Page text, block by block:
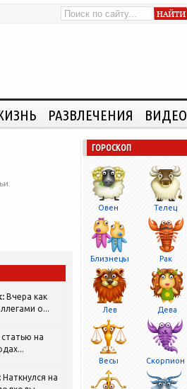
РАЗВЛЕЧЕНИЯ ВИДЕО
Вчера как
о...
на
Наткнулся на
ГОРОСКОП
Овен Телец
Близнецы Рак
Лев Дева
Весы Скорпион